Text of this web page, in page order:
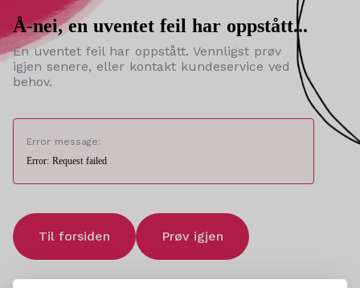
Å-nei, en uventet feil har oppstått...
En uventet feil har oppstått. Vennligst prøv
igjen senere, eller kontakt kundeservice ved
behov.
Error message:
Error: Request failed
Til forsiden Prøv igjen